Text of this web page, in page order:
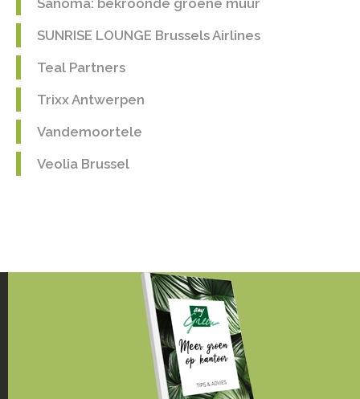
Sanoma: bekroonde groene muur
SUNRISE LOUNGE Brussels Airlines
Teal Partners
Trixx Antwerpen
Vandemoortele
Veolia Brussel